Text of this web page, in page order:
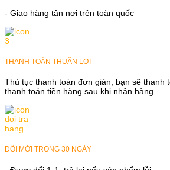
- Giao hàng tận nơi trên toàn quốc
THANH TOÁN THUẬN LỢI
Thủ tục thanh toán đơn giản, bạn sẽ thanh
thanh toán tiền hàng sau khi nhận hàng.
ĐỔI MỚI TRONG 30 NGÀY